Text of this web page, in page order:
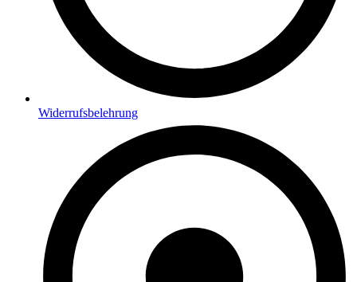
Widerrufsbelehrung